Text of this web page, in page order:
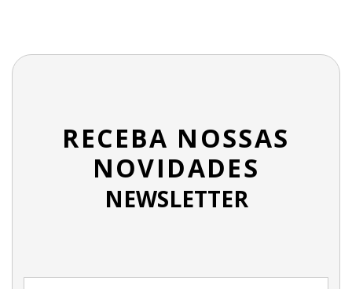
RECEBA NOSSAS
NOVIDADES
NEWSLETTER